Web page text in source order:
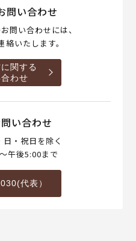
問い合わせ
問い合わせには、
いたします。
関する
わせ
い合わせ
・祝日を除く
午後5:00まで
代表）